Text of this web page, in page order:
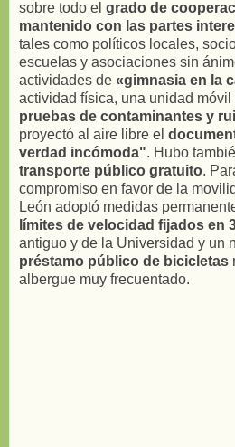
sobre todo el grado de
mantenido con las partes
tales como políticos locales,
escuelas y asociaciones sin
actividades de «gimnasia en la
actividad física, una unidad
pruebas de contaminantes y
proyectó al aire libre el
verdad incómoda". Hubo
transporte público gratuito.
compromiso en favor de la
León adoptó medidas
límites de velocidad fijados en
antiguo y de la Universidad y un
préstamo público de bicicletas
albergue muy frecuentado.